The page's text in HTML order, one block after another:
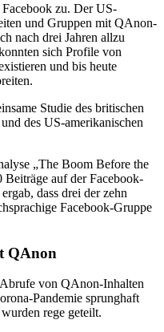
zu. Der US-
und Gruppen mit QAnon-
nach drei Jahren allzu
sich Profile von
und bis heute
Studie des britischen
des US-amerikanischen
„The Boom Before the
auf der Facebook-
dass drei der zehn
Facebook-Gruppe
QAnon
von QAnon-Inhalten
Pandemie sprunghaft
rege geteilt.